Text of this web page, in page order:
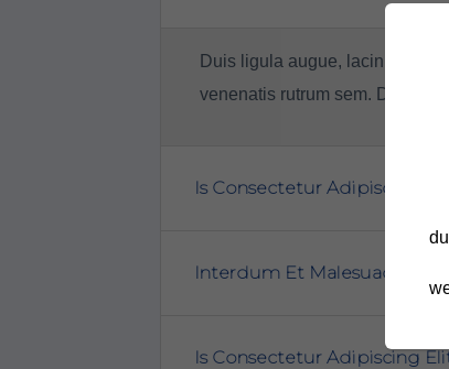
Duis ligula augue, lacinia ut
venenatis rutrum sem. Donec
Is Consectetur Adipiscing
Interdum Et Malesuada
Is Consectetur Adipiscing